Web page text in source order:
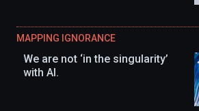
MAPPING IGNORANCE
We are not ‘in the singularity’
with AI.